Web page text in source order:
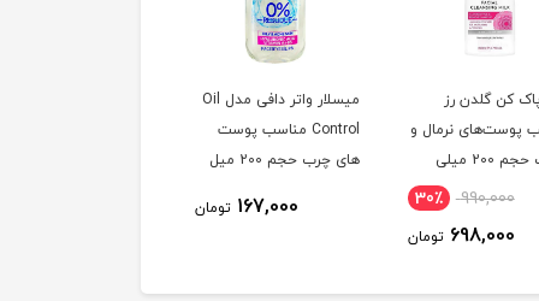
کن گلدن رز
پوست‌های نرمال و
خشک حجم 200 میلی
990,000 30٪
698,000 تومان
میسلار واتر دافی مدل Oil
Control مناسب پوست
های چرب حجم 200 میل
167,000 تومان